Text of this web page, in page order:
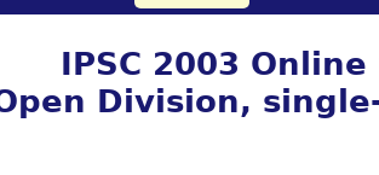
IPSC 2003
Division,